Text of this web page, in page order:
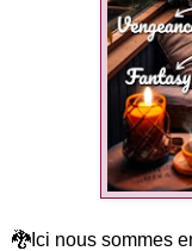
🐉Ici nous sommes